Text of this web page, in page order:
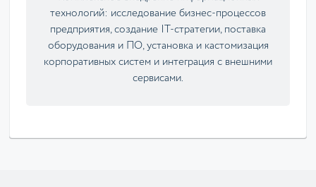
технологий: исследование бизнес-процессов
предприятия, создание IT-стратегии, поставка
оборудования и ПО, установка и кастомизация
корпоративных систем и интеграция с внешними
сервисами.